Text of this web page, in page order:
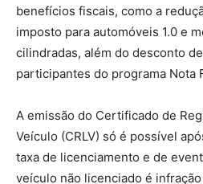
benefícios fiscais, como a
imposto para automóveis 1.0 e
cilindradas, além do desconto
participantes do programa Nota
A emissão do Certificado de
Veículo (CRLV) só é possível
taxa de licenciamento e de
veículo não licenciado é